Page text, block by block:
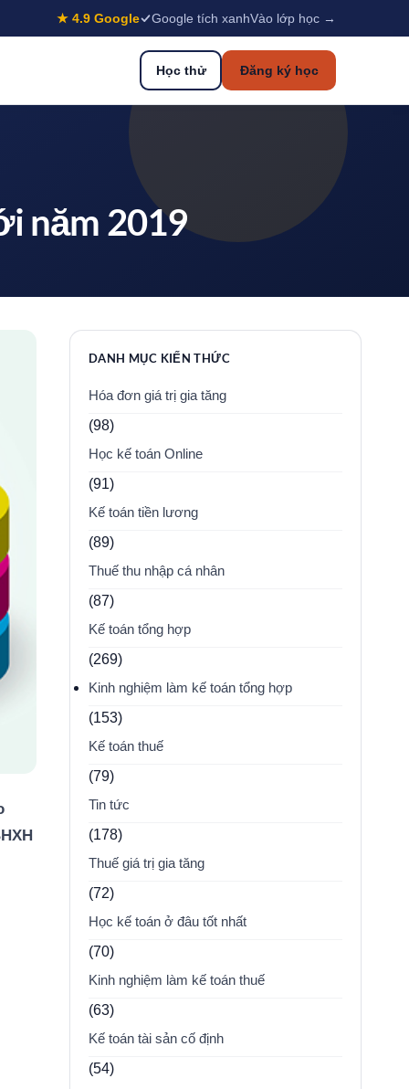
★ 4.9 Google Google tích xanhVào lớp học →
Học thử Đăng ký học
năm 2019
DANH MỤC KIẾN THỨC
Hóa đơn giá trị gia tăng
(98)
Học kế toán Online
(91)
Kế toán tiền lương
(89)
Thuế thu nhập cá nhân
(87)
Kế toán tổng hợp
(269)
Kinh nghiệm làm kế toán tổng hợp
(153)
Kế toán thuế
(79)
Tin tức
(178)
Thuế giá trị gia tăng
(72)
Học kế toán ở đâu tốt nhất
(70)
Kinh nghiệm làm kế toán thuế
(63)
Kế toán tài sản cố định
(54)